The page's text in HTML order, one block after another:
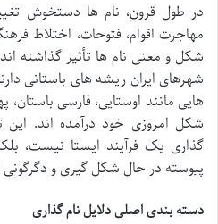
در طول قرون، نام ها دستخوش
مهاجرت اقوام، فتوحات، اختلاط
شکل و معنی نام ها تأثیر گذاشته
شهرهای ایران ریشه های باستانی
هایی مانند اوستایی، فارسی
شکل امروزی خود درآمده اند.
گذاری یک فرآیند ایستا نیست،
پیوسته در حال شکل گیری و
دسته بندی اصلی دلایل نام گذاری